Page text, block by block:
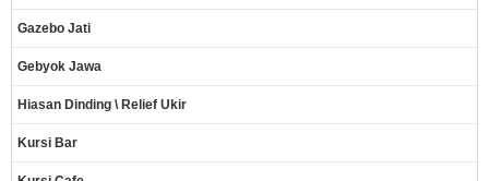
Gazebo Jati
Gebyok Jawa
Hiasan Dinding \ Relief Ukir
Kursi Bar